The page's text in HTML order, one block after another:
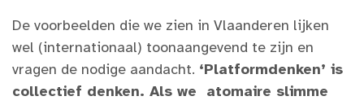
De voorbeelden die we zien in Vlaanderen lijken
wel (internationaal) toonaangevend te zijn en
vragen de nodige aandacht. ‘Platformdenken’ is
collectief denken. Als we atomaire slimme